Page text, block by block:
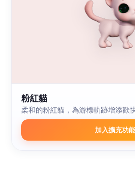
粉紅貓
柔和的粉紅貓，為游標軌跡增添歡快
加入擴充功能